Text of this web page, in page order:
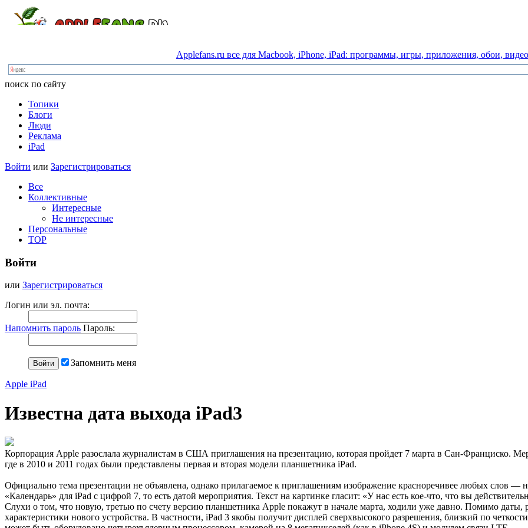
Applefans.ru все для Macbook, iPhone, iPad: программы, игры, приложения, обои, видео
поиск по сайту
Топики
Блоги
Люди
Реклама
iPad
Войти или Зарегистрироваться
Все
Коллективные
Интересные
Не интересные
Персональные
TOP
Войти
или Зарегистрироваться
Логин или эл. почта:
Напомнить пароль Пароль:
Запомнить меня
Apple iPad
Известна дата выхода iPad3
Корпорация Apple разослала журналистам в США приглашения на презентацию, которая пройдет 7 марта в Сан-Франциско.
где в 2010 и 2011 годах были представлены первая и вторая модели планшетника iPad.
Официально тема презентации не объявлена, однако прилагаемое к приглашениям изображение красноречивее любых слов —
«Календарь» для iPad с цифрой 7, то есть датой мероприятия. Текст на картинке гласит: «У нас есть кое-что, что вы
Слухи о том, что новую, третью по счету версию планшетника Apple покажут в начале марта, ходили уже давно. Помимо даты,
характеристики нового устройства. В частности, iPad 3 якобы получит дисплей сверхвысокого разрешения, близкий по